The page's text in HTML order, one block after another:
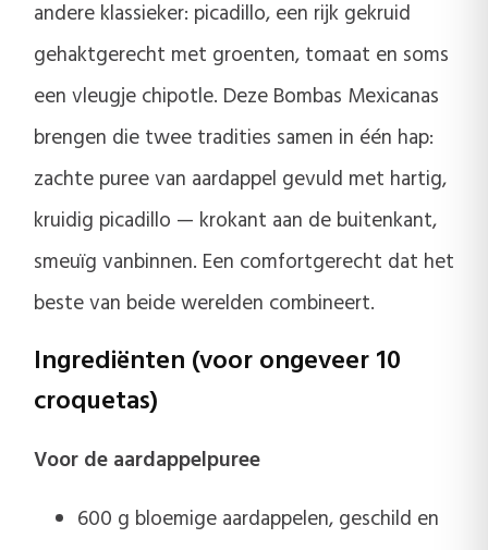
andere klassieker: picadillo, een rijk gekruid
gehaktgerecht met groenten, tomaat en soms
een vleugje chipotle. Deze Bombas Mexicanas
brengen die twee tradities samen in één hap:
zachte puree van aardappel gevuld met hartig,
kruidig picadillo — krokant aan de buitenkant,
smeuïg vanbinnen. Een comfortgerecht dat het
beste van beide werelden combineert.
Ingrediënten (voor ongeveer 10
croquetas)
Voor de aardappelpuree
600 g bloemige aardappelen, geschild en